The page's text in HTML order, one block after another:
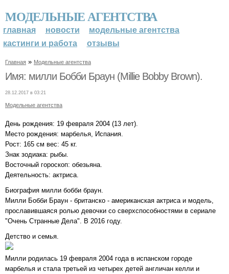
МОДЕЛЬНЫЕ АГЕНТСТВА
главная новости
модельные агентства
кастинги и работа
отзывы
Главная » Модельные агентства
Имя: милли Бобби Браун (Millie Bobby Brown).
28.12.2017 в 03:21
Модельные агентства
День рождения: 19 февраля 2004 (13 лет).
Место рождения: марбелья, Испания.
Рост: 165 см вес: 45 кг.
Знак зодиака: рыбы.
Восточный гороскоп: обезьяна.
Деятельность: актриса.
Биография милли бобби браун.
Милли Бобби Браун - британско - американская актриса и модель,
прославившаяся ролью девочки со сверхспособностями в сериале
"Очень Странные Дела". В 2016 году.
Детство и семья.
Милли родилась 19 февраля 2004 года в испанском городе
марбелья и стала третьей из четырех детей англичан келли и